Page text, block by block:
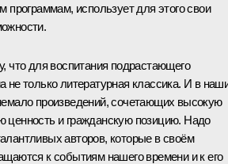
программам, использует для этого свои
что для воспитания подрастающего
не только литературная классика. И в
произведений, сочетающих высокую
ценность и гражданскую позицию. Надо
авторов, которые в своём
к событиям нашего времени и к его